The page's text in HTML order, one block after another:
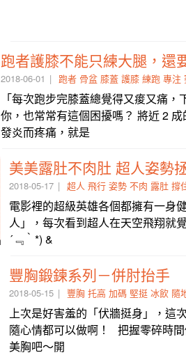
跑者護膝不能只練大腿，還
2018-06-01 跑者 骨盆 膝蓋 護膝 練跑 專注
「每次跑步完膝蓋總覺得又痠又痛
你，也常常有這個困擾嗎？ 將近 2
發炎而疼痛，就是
美美露肚不肉肚 超人姿勢
2018-05-17 超人 飛行 姿勢 不肉 露肚 撐
電影裡的超級英雄各個都擁有一身
人」，每次看到超人在天空飛翔就
´﹃｀*) &
豐胸鍛鍊系列－併肘抬手
2018-05-15 豐胸 托高 加碼 堅挺 冰飲 隨
上次是好害羞的「伏牆挺身」，這
隨心情都可以做啊！ 把握零碎時
美胸吧～開